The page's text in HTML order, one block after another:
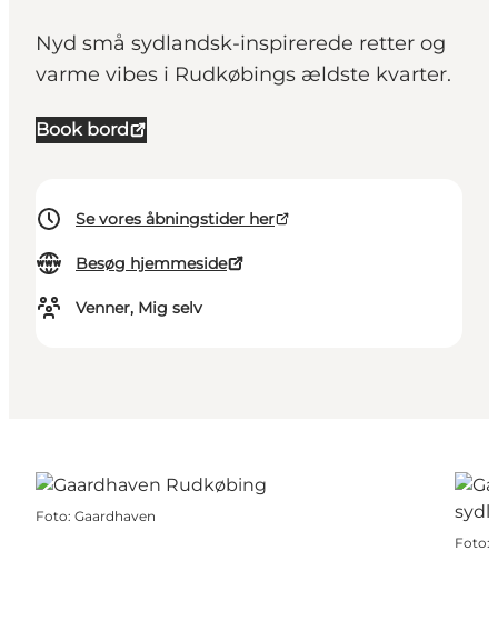
Nyd små sydlandsk-inspirerede retter og
varme vibes i Rudkøbings ældste kvarter.
Book bord
Se vores åbningstider her
Besøg hjemmeside
Venner, Mig selv
Foto: Gaardhaven
Foto: